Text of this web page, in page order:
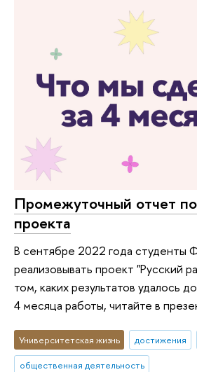
Промежуточный отчет
проекта
В сентябре 2022 года студенты
реализовывать проект "Русский
том, каких результатов удалось
4 месяца работы, читайте в
Университетская жизнь достижения
общественная деятельность